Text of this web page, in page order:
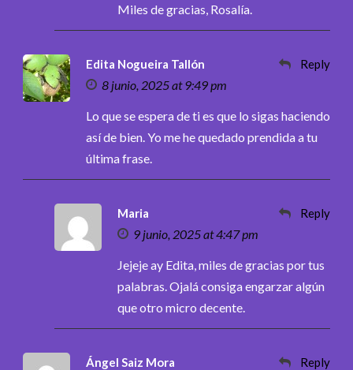
Miles de gracias, Rosalía.
Edita Nogueira Tallón
8 junio, 2025 at 9:49 pm
Reply
Lo que se espera de ti es que lo sigas haciendo
así de bien. Yo me he quedado prendida a tu
última frase.
Maria
9 junio, 2025 at 4:47 pm
Reply
Jejeje ay Edita, miles de gracias por tus
palabras. Ojalá consiga engarzar algún
que otro micro decente.
Ángel Saiz Mora Reply